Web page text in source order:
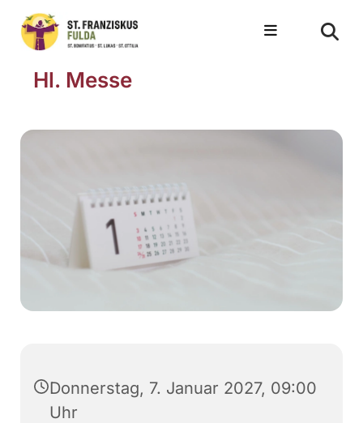
Hl. Messe
Donnerstag, 7. Januar 2027, 09:00
Uhr